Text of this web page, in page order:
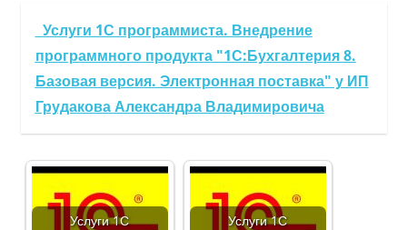
Услуги 1С программиста. Внедрение
программного продукта "1С:Бухгалтерия 8.
Базовая версия. Электронная поставка" у ИП
Грудакова Александра Владимировича
Услуги 1С
Услуги 1С